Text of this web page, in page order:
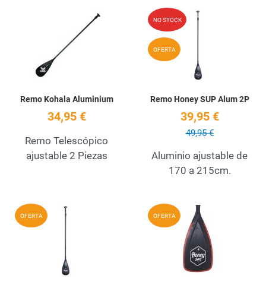
Add to Wishlist
Quick View
Remo Kohala Aluminium
34,95 €
Remo Telescópico
ajustable 2 Piezas
NO STOCK
OFERTA
Remo Honey SUP Alum 2P
39,95 €
49,95 €
Aluminio ajustable de
170 a 215cm.
OFERTA Add to Wishlist
OFERTA